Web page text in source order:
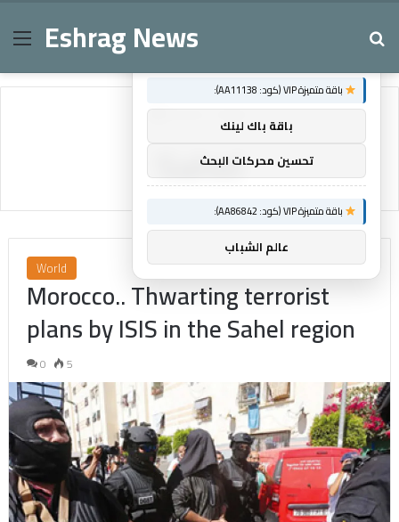
MenuEshrag News
Home/Sahel
Sahel
World
Morocco.. Thwarting terrorist
plans by ISIS in the Sahel region
0 5
×
باقة متميزة VIP (كود: AA11138):
باقة باك لينك
تحسين محركات البحث
باقة متميزة VIP (كود: AA86842):
عالم الشباب